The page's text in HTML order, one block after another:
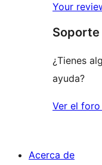
reviews
star
reviews
Your
Soporte
¿Tienes
ayuda?
Ver el
Acerca de